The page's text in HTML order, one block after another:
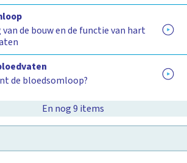
de bouw en de functie van hart
de bloedsomloop?
En nog 9 items